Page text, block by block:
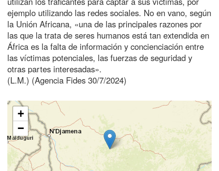
ejemplo utilizando las redes sociales. No en vano, según
la Unión Africana, «una de las principales razones por
las que la trata de seres humanos está tan extendida en
África es la falta de información y concienciación entre
las víctimas potenciales, las fuerzas de seguridad y
otras partes interesadas».
(L.M.) (Agencia Fides 30/7/2024)
+
−